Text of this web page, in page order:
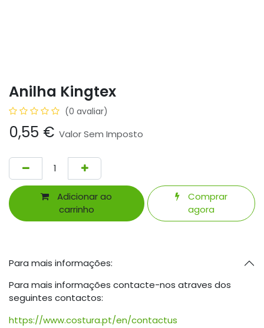
Anilha Kingtex
(0 avaliar)
0,55 € Valor Sem Imposto
Adicionar ao
carrinho
Comprar
agora
Para mais informações:
Para mais informações contacte-nos atraves dos
seguintes contactos:
https://www.costura.pt/en/contactus